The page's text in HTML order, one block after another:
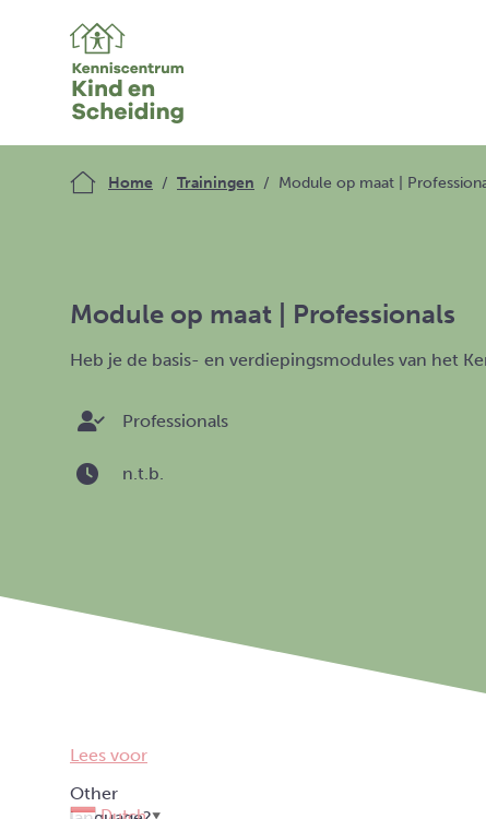
Home Trainingen Module op maat |
Module op maat | Professionals
Heb je de basis- en verdiepingsmodules van het
Professionals
n.t.b.
Lees voor
▼